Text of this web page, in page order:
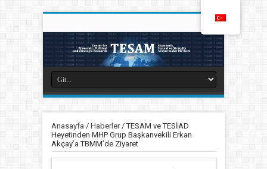
Anasayfa / Haberler/TESAM ve TESİAD
Heyetinden MHP Grup Başkanvekili Erkan
Akçay’a TBMM’de Ziyaret